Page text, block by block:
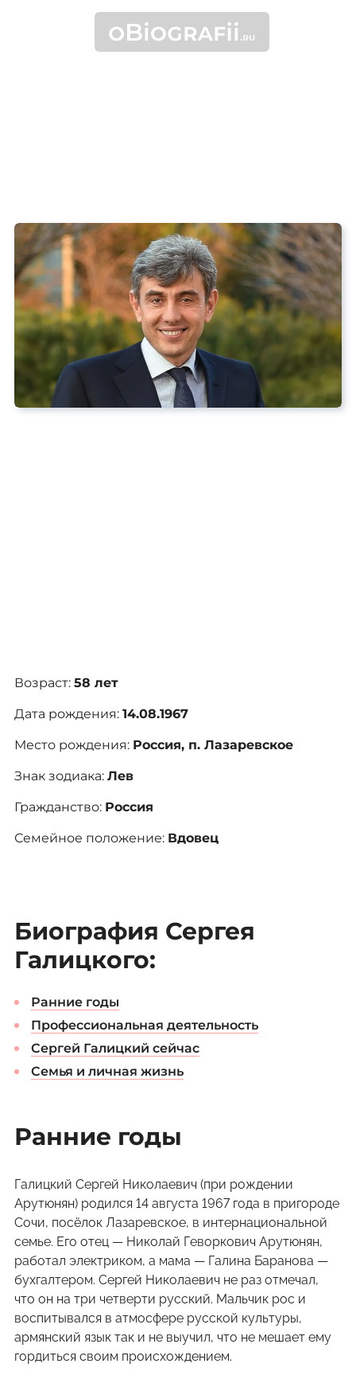
Возраст: 58 лет
Дата рождения: 14.08.1967
Место рождения: Россия, п. Лазаревское
Знак зодиака: Лев
Гражданство: Россия
Семейное положение: Вдовец
Биография Сергея
Галицкого:
Ранние годы
Профессиональная деятельность
Сергей Галицкий сейчас
Семья и личная жизнь
Ранние годы
Галицкий Сергей Николаевич (при рождении
Арутюнян) родился 14 августа 1967 года в пригороде
Сочи, посёлок Лазаревское, в интернациональной
семье. Его отец — Николай Геворкович Арутюнян,
работал электриком, а мама — Галина Баранова —
бухгалтером. Сергей Николаевич не раз отмечал,
что он на три четверти русский. Мальчик рос и
воспитывался в атмосфере русской культуры,
армянский язык так и не выучил, что не мешает ему
гордиться своим происхождением.